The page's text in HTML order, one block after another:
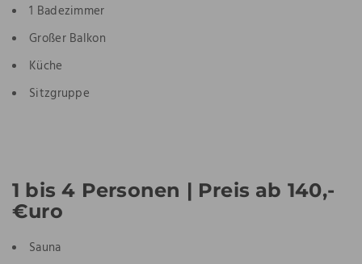
1 Badezimmer
Großer Balkon
Küche
Sitzgruppe
1 bis 4 Personen | Preis ab 140,-
€uro
Sauna